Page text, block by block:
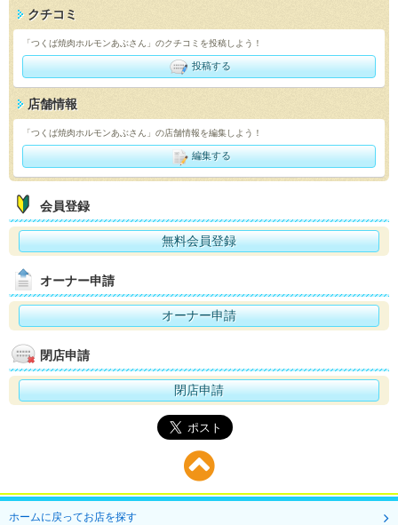
クチコミ
「つくば焼肉ホルモンあぶさん」のクチコミを投稿しよう！
投稿する
店舗情報
「つくば焼肉ホルモンあぶさん」の店舗情報を編集しよう！
編集する
会員登録
無料会員登録
オーナー申請
オーナー申請
閉店申請
閉店申請
ホームに戻ってお店を探す